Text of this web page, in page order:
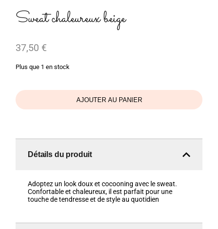
Sweat chaleureux beige
37,50 €
Plus que 1 en stock
AJOUTER AU PANIER
Détails du produit
Adoptez un look doux et cocooning avec le sweat.
Confortable et chaleureux, il est parfait pour une
touche de tendresse et de style au quotidien